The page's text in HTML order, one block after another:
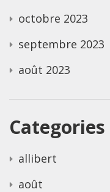
octobre 2023
septembre 2023
août 2023
Categories
allibert
août